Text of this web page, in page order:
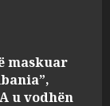
maskuar
u vodhën